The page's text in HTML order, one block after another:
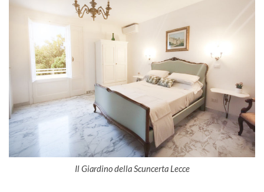
Il Giardino della Scuncerta Lecce